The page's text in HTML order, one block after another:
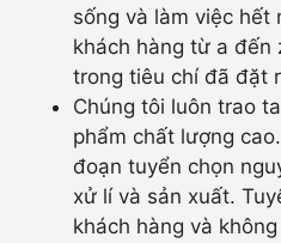
sống và làm việc hết
khách hàng từ a đến
trong tiêu chí đã đặt
Chúng tôi luôn trao
phẩm chất lượng
đoạn tuyển chọn
xử lí và sản xuất.
khách hàng và